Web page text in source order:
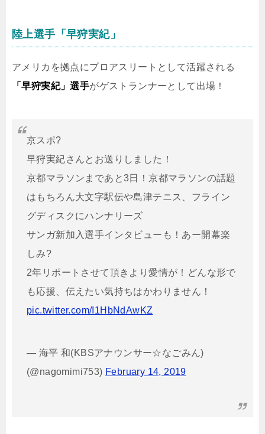
陸上選手「早狩実紀」
アメリカを拠点にプロアスリートとして活躍される
「早狩実紀」選手がゲストランナーとして出場！
京スポ?
早狩実紀さんとお送りしました！
京都マラソンまであと3日！京都マラソンの話題
はもちろん大文字駅伝や島津テニス、フライン
グディスクにハンナリーズ
サンガ新加入選手インタビューも！あー開幕楽
しみ?
2年リポートさせて頂きより愛情が！どんな形で
も応援、伝えたい気持ちはかわりません！
pic.twitter.com/I1HbNdAwKZ
— 海平 和(KBSアナウンサー☆なごみん)
(@nagomimi753) February 14, 2019